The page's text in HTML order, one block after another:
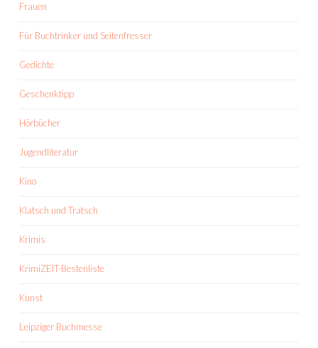
Frauen
Für Buchtrinker und Seitenfresser
Gedichte
Geschenktipp
Hörbücher
Jugendliteratur
Kino
Klatsch und Tratsch
Krimis
KrimiZEIT-Bestenliste
Kunst
Leipziger Buchmesse